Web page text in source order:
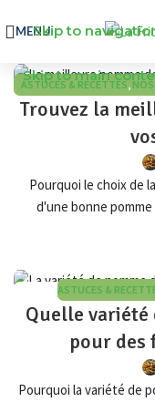
Skip to
Skip to main
MENU
27
AVR
ASTUCES & RECETTES,
Trouvez la
Pourquoi le choix de
d'une bonne
AVR
ASTUCES &
Quelle
pour
Pourquoi la variété de